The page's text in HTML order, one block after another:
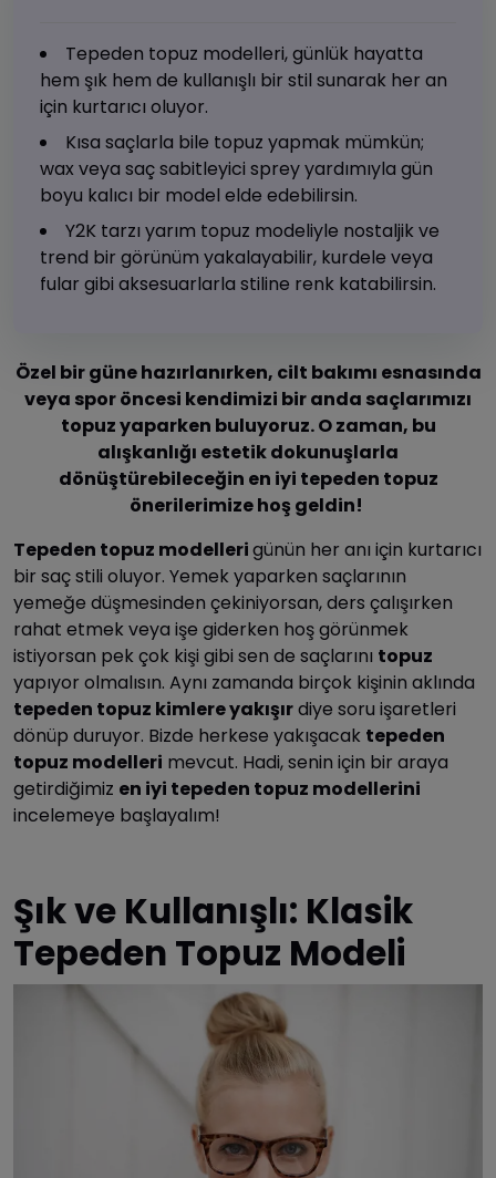
Tepeden topuz modelleri, günlük hayatta
hem şık hem de kullanışlı bir stil sunarak her an
için kurtarıcı oluyor.
Kısa saçlarla bile topuz yapmak mümkün;
wax veya saç sabitleyici sprey yardımıyla gün
boyu kalıcı bir model elde edebilirsin.
Y2K tarzı yarım topuz modeliyle nostaljik ve
trend bir görünüm yakalayabilir, kurdele veya
fular gibi aksesuarlarla stiline renk katabilirsin.
Özel bir güne hazırlanırken, cilt bakımı esnasında
veya spor öncesi kendimizi bir anda saçlarımızı
topuz yaparken buluyoruz. O zaman, bu
alışkanlığı estetik dokunuşlarla
dönüştürebileceğin en iyi tepeden topuz
önerilerimize hoş geldin!
Tepeden topuz modellerigünün her anı için kurtarıcı
bir saç stili oluyor. Yemek yaparken saçlarının
yemeğe düşmesinden çekiniyorsan, ders çalışırken
rahat etmek veya işe giderken hoş görünmek
istiyorsan pek çok kişi gibi sen de saçlarını topuz
yapıyor olmalısın. Aynı zamanda birçok kişinin aklında
tepeden topuz kimlere yakışırdiye soru işaretleri
dönüp duruyor. Bizde herkese yakışacak tepeden
topuz modelleri mevcut. Hadi, senin için bir araya
getirdiğimiz en iyi tepeden topuz modellerini
incelemeye başlayalım!
Şık ve Kullanışlı: Klasik
Tepeden Topuz Modeli